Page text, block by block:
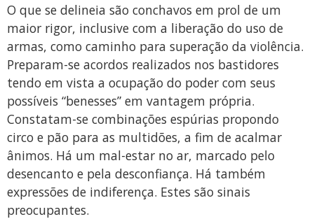
O que se delineia são conchavos em prol de um
maior rigor, inclusive com a liberação do uso de
armas, como caminho para superação da violência.
Preparam-se acordos realizados nos bastidores
tendo em vista a ocupação do poder com seus
possíveis “benesses” em vantagem própria.
Constatam-se combinações espúrias propondo
circo e pão para as multidões, a fim de acalmar
ânimos. Há um mal-estar no ar, marcado pelo
desencanto e pela desconfiança. Há também
expressões de indiferença. Estes são sinais
preocupantes.